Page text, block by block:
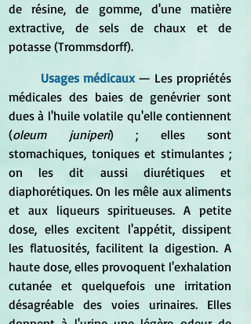
de résine, de gomme, d'une matière
extractive, de sels de chaux et de
potasse (Trommsdorff).
	Usages médicaux
— Les propriétés
médicales des baies de genévrier sont
dues à l'huile volatile qu'elle contiennent
(oleum juniperi) ; elles sont
stomachiques, toniques et stimulantes ;
on les dit aussi diurétiques et
diaphorétiques. On les mêle aux aliments
et aux liqueurs spiritueuses. A petite
dose, elles excitent l'appétit, dissipent
les flatuosités, facilitent la digestion. A
haute dose, elles provoquent l'exhalation
cutanée et quelquefois une irritation
désagréable des voies urinaires. Elles